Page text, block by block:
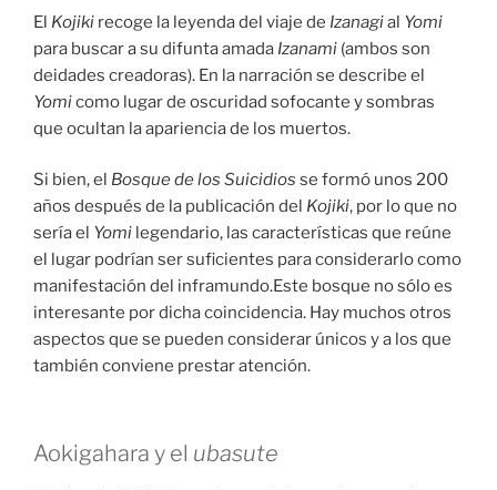
El Kojiki recoge la leyenda del viaje de Izanagial Yomi
para buscar a su difunta amada Izanami (ambos son
deidades creadoras). En la narración se describe el
Yomicomo lugar de oscuridad sofocante y sombras
que ocultan la apariencia de los muertos.
Si bien, el Bosque de los Suicidios se formó unos 200
años después de la publicación del Kojiki, por lo que no
sería el Yomi legendario, las características que reúne
el lugar podrían ser suficientes para considerarlo como
manifestación del inframundo.Este bosque no sólo es
interesante por dicha coincidencia. Hay muchos otros
aspectos que se pueden considerar únicos y a los que
también conviene prestar atención.
Aokigahara y el ubasute